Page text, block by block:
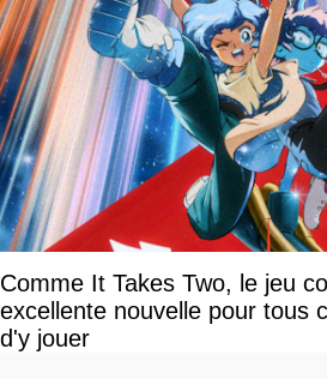
Comme It Takes Two, le jeu
excellente nouvelle pour tous
d'y jouer